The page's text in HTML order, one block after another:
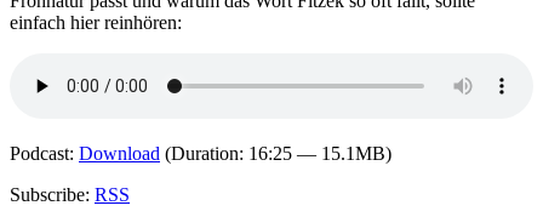
einfach hier reinhören:
Podcast: Download (Duration: 16:25 — 15.1MB)
Subscribe: RSS